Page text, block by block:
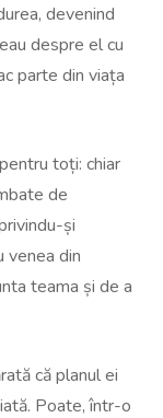
devenind
despre el cu
parte din viața
toți: chiar
de
și
venea din
teama și de a
că planul ei
Poate, într-o